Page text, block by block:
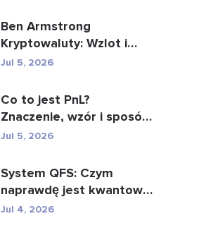
Ben Armstrong
Kryptowaluty: Wzlot i
upadek BitBoya
Jul 5, 2026
Co to jest PnL?
Znaczenie, wzór i sposób
obliczenia
Jul 5, 2026
System QFS: Czym
naprawdę jest kwantowy
system finansowy (2026)
Jul 4, 2026